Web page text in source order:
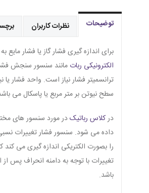
توضیحات نظرات کاربران
برای اندازه گیری فشار گاز یا فشار مایع به
الکترونیکی ربات
ترانسمیتر فشار نیاز است. واحد فشار یا
سطح نیوتن بر متر مربع یا پاسکال می
درکلاس رباتیکدر مورد سنسور های
داده می شود. سنسور فشار تغییرات
را بصورت الکتریکی اندازه گیری می کند
تغییرات با توجه به دامنه انحراف پس
باشد.